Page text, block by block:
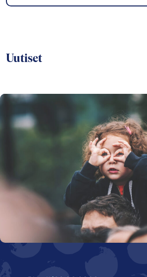
Uutiset